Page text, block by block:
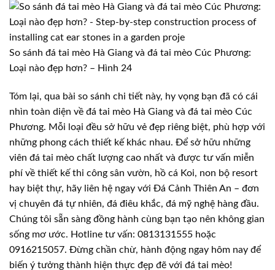
So sánh đá tai mèo Hà Giang và đá tai mèo Cúc Phương:
Loại nào đẹp hơn? – Hình 24
Tóm lại, qua bài so sánh chi tiết này, hy vọng bạn đã có cái
nhìn toàn diện về đá tai mèo Hà Giang và đá tai mèo Cúc
Phương. Mỗi loại đều sở hữu vẻ đẹp riêng biệt, phù hợp với
những phong cách thiết kế khác nhau. Để sở hữu những
viên đá tai mèo chất lượng cao nhất và được tư vấn miễn
phí về thiết kế thi công sân vườn, hồ cá Koi, non bộ resort
hay biệt thự, hãy liên hệ ngay với Đá Cảnh Thiên An – đơn
vị chuyên đá tự nhiên, đá điêu khắc, đá mỹ nghệ hàng đầu.
Chúng tôi sẵn sàng đồng hành cùng bạn tạo nên không gian
sống mơ ước. Hotline tư vấn: 0813131555 hoặc
0916215057. Đừng chần chừ, hành động ngay hôm nay để
biến ý tưởng thành hiện thực đẹp đẽ với đá tai mèo!